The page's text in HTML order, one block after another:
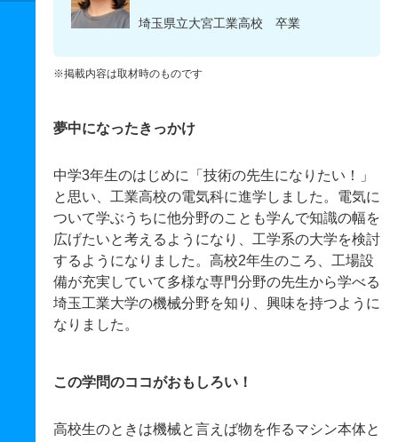
埼玉県立大宮工業高校 卒業
※掲載内容は取材時のものです
夢中になったきっかけ
中学3年生のはじめに「技術の先生になりたい！」
と思い、工業高校の電気科に進学しました。電気に
ついて学ぶうちに他分野のことも学んで知識の幅を
広げたいと考えるようになり、工学系の大学を検討
するようになりました。高校2年生のころ、工場設
備が充実していて多様な専門分野の先生から学べる
埼玉工業大学の機械分野を知り、興味を持つように
なりました。
この学問のココがおもしろい！
高校生のときは機械と言えば物を作るマシン本体と